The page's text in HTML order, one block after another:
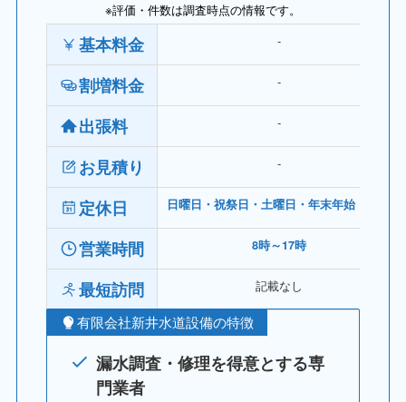
※評価・件数は調査時点の情報です。
基本料金 ‐
割増料金 ‐
出張料 ‐
お見積り ‐
定休日 日曜日・祝祭日・土曜日・年末年始・夏期
営業時間 8時～17時
最短訪問 記載なし
有限会社新井水道設備の特徴
漏水調査・修理を得意とする専
門業者